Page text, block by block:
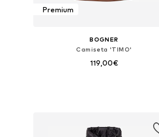
Premium
BOGNER
Camiseta 'TIMO'
119,00€